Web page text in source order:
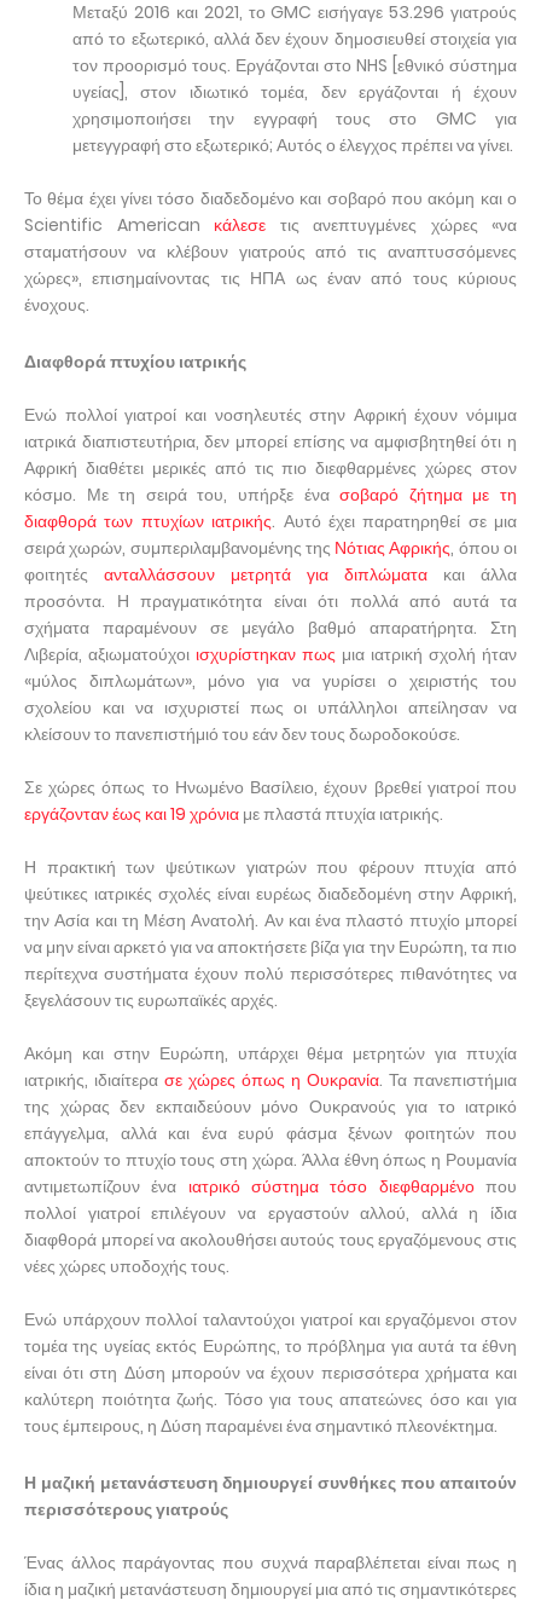
Μεταξύ 2016 και 2021, το GMC εισήγαγε 53.296 γιατρούς
από το εξωτερικό, αλλά δεν έχουν δημοσιευθεί στοιχεία για
τον προορισμό τους. Εργάζονται στο NHS [εθνικό σύστημα
υγείας], στον ιδιωτικό τομέα, δεν εργάζονται ή έχουν
χρησιμοποιήσει την εγγραφή τους στο GMC για
μετεγγραφή στο εξωτερικό; Αυτός ο έλεγχος πρέπει να γίνει.
Το θέμα έχει γίνει τόσο διαδεδομένο και σοβαρό που ακόμη και ο
Scientific American κάλεσε τις ανεπτυγμένες χώρες «να
σταματήσουν να κλέβουν γιατρούς από τις αναπτυσσόμενες
χώρες», επισημαίνοντας τις ΗΠΑ ως έναν από τους κύριους
ένοχους.
Διαφθορά πτυχίου ιατρικής
Ενώ πολλοί γιατροί και νοσηλευτές στην Αφρική έχουν νόμιμα
ιατρικά διαπιστευτήρια, δεν μπορεί επίσης να αμφισβητηθεί ότι η
Αφρική διαθέτει μερικές από τις πιο διεφθαρμένες χώρες στον
κόσμο. Με τη σειρά του, υπήρξε ένασοβαρό ζήτημα με τη
διαφθορά των πτυχίων ιατρικής. Αυτό έχει παρατηρηθεί σε μια
σειρά χωρών, συμπεριλαμβανομένης της Νότιας Αφρικής, όπου οι
φοιτητές ανταλλάσσουν μετρητά για διπλώματα και άλλα
προσόντα. Η πραγματικότητα είναι ότι πολλά από αυτά τα
σχήματα παραμένουν σε μεγάλο βαθμό απαρατήρητα. Στη
Λιβερία, αξιωματούχοι ισχυρίστηκαν πως μια ιατρική σχολή ήταν
«μύλος διπλωμάτων», μόνο για να γυρίσει ο χειριστής του
σχολείου και να ισχυριστεί πως οι υπάλληλοι απείλησαν να
κλείσουν το πανεπιστήμιό του εάν δεν τους δωροδοκούσε.
Σε χώρες όπως το Ηνωμένο Βασίλειο, έχουν βρεθεί γιατροί που
εργάζονταν έως και 19 χρόνια με πλαστά πτυχία ιατρικής.
Η πρακτική των ψεύτικων γιατρών που φέρουν πτυχία από
ψεύτικες ιατρικές σχολές είναι ευρέως διαδεδομένη στην Αφρική,
την Ασία και τη Μέση Ανατολή. Αν και ένα πλαστό πτυχίο μπορεί
να μην είναι αρκετό για να αποκτήσετε βίζα για την Ευρώπη, τα πιο
περίτεχνα συστήματα έχουν πολύ περισσότερες πιθανότητες να
ξεγελάσουν τις ευρωπαϊκές αρχές.
Ακόμη και στην Ευρώπη, υπάρχει θέμα μετρητών για πτυχία
ιατρικής, ιδιαίτερα σε χώρες όπως η Ουκρανία. Τα πανεπιστήμια
της χώρας δεν εκπαιδεύουν μόνο Ουκρανούς για το ιατρικό
επάγγελμα, αλλά και ένα ευρύ φάσμα ξένων φοιτητών που
αποκτούν το πτυχίο τους στη χώρα. Άλλα έθνη όπως η Ρουμανία
αντιμετωπίζουν ένα ιατρικό σύστημα τόσο διεφθαρμένοπου
πολλοί γιατροί επιλέγουν να εργαστούν αλλού, αλλά η ίδια
διαφθορά μπορεί να ακολουθήσει αυτούς τους εργαζόμενους στις
νέες χώρες υποδοχής τους.
Ενώ υπάρχουν πολλοί ταλαντούχοι γιατροί και εργαζόμενοι στον
τομέα της υγείας εκτός Ευρώπης, το πρόβλημα για αυτά τα έθνη
είναι ότι στη Δύση μπορούν να έχουν περισσότερα χρήματα και
καλύτερη ποιότητα ζωής. Τόσο για τους απατεώνες όσο και για
τους έμπειρους, η Δύση παραμένει ένα σημαντικό πλεονέκτημα.
Η μαζική μετανάστευση δημιουργεί συνθήκες που απαιτούν
περισσότερους γιατρούς
Ένας άλλος παράγοντας που συχνά παραβλέπεται είναι πως η
ίδια η μαζική μετανάστευση δημιουργεί μια από τις σημαντικότερες